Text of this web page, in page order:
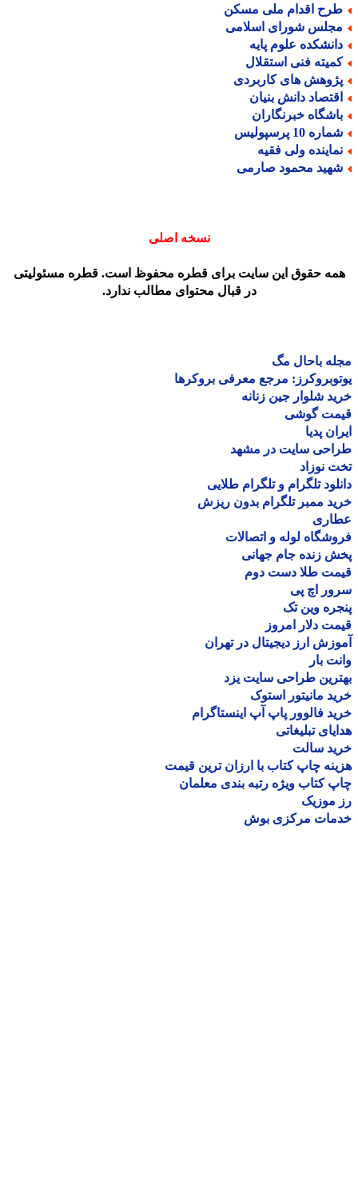
اقدام ملی مسکن
شورای اسلامی
علوم پایه
فنی استقلال
های کاربردی
دانش بنیان
خبرنگاران
10 پرسپولیس
ولی فقیه
محمود صارمی
نسخه اصلی
حقوق این سایت برای قطره محفوظ است. قطره مسئولیتی
در قبال محتوای مطالب ندارد.
باحال مگ
مرجع معرفی بروکرها
شلوار جین زنانه
گوشی
پدیا
سایت در مشهد
نوزاد
تلگرام و تلگرام طلایی
ممبر تلگرام بدون ریزش
لوله و اتصالات
زنده جام جهانی
طلا دست دوم
اچ پی
وین تک
دلار امروز
ارز دیجیتال در تهران
بار
طراحی سایت یزد
مانیتور استوک
فالوور پاپ آپ اینستاگرام
تبلیغاتی
سالت
چاپ کتاب با ارزان ترین قیمت
کتاب ویژه رتبه بندی معلمان
موزیک
مرکزی بوش